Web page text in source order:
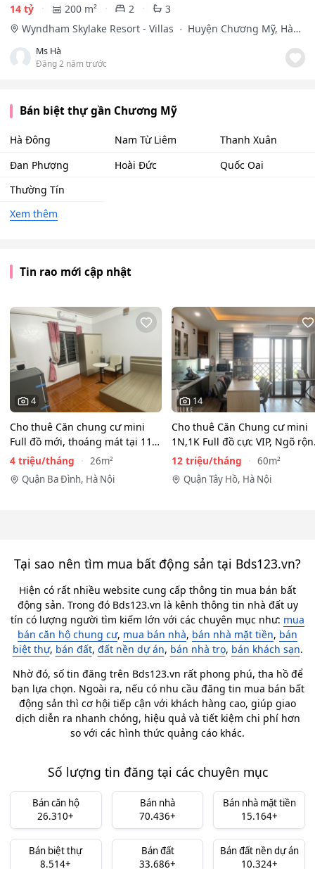
14 tỷ
200 m² 2
3
Wyndham Skylake Resort - Villas
Huyện Chương Mỹ, Hà
Ms Hà
Đăng 2 năm trước
Bán biệt thự gần Chương Mỹ
Hà Đông Nam Từ Liêm
Thanh Xuân
Đan Phượng
Hoài Đức
Quốc Oai
Thường Tín
Xem thêm
Tin rao mới cập nhật
4
Cho thuê Căn chung cư mini
Full đồ mới, thoáng mát tại 116
Phan Kế Bính, Ba…
4 triệu/tháng
26m²
Quận Ba Đình, Hà Nội
14
Cho thuê Căn Chung cư mini
1N,1K Full đồ cực VIP, Ngõ
View toàn mặt hồ…
12 triệu/tháng
60m²
Quận Tây Hồ, Hà Nội
Tại sao nên tìm mua bất động sản tại Bds123.vn?
Hiện có rất nhiều website cung cấp thông tin mua bán bất
động sản. Trong đó Bds123.vn là kênh thông tin nhà đất uy
tín có lượng người tìm kiếm lớn với các chuyên mục như: mua
bán căn hộ chung cư, mua bán nhà, bán nhà mặt tiền, bán
biệt thự, bán đất, đất nền dự án, bán nhà trọ, bán khách sạn.
Nhờ đó, số tin đăng trên Bds123.vn rất phong phú, tha hồ để
bạn lựa chọn. Ngoài ra, nếu có nhu cầu đăng tin mua bán bất
động sản thì cơ hội tiếp cận với khách hàng cao, giúp giao
dịch diễn ra nhanh chóng, hiệu quả và tiết kiệm chi phí hơn
so với các hình thức quảng cáo khác.
Số lượng tin đăng tại các chuyên mục
Bán căn hộ
26.310+
Bán nhà
70.436+
Bán nhà mặt tiền
15.164+
Bán biệt thự
8.514+
Bán đất
33.686+
Bán đất nền dự án
10.324+